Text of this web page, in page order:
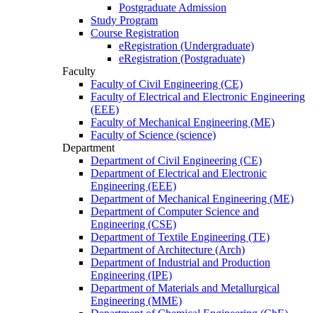
Postgraduate Admission
Study Program
Course Registration
eRegistration (Undergraduate)
eRegistration (Postgraduate)
Faculty
Faculty of Civil Engineering (CE)
Faculty of Electrical and Electronic Engineering
(EEE)
Faculty of Mechanical Engineering (ME)
Faculty of Science (science)
Department
Department of Civil Engineering (CE)
Department of Electrical and Electronic
Engineering (EEE)
Department of Mechanical Engineering (ME)
Department of Computer Science and
Engineering (CSE)
Department of Textile Engineering (TE)
Department of Architecture (Arch)
Department of Industrial and Production
Engineering (IPE)
Department of Materials and Metallurgical
Engineering (MME)